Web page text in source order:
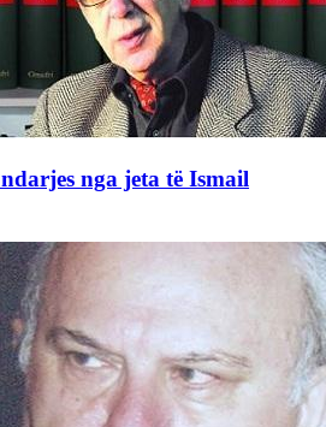
nga jeta të Ismail